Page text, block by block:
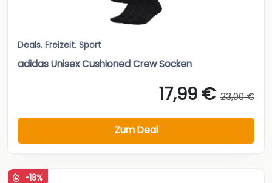
Deals, Freizeit, Sport
adidas Unisex Cushioned Crew Socken
17,99 € 23,00 €
Zum Deal
-18%